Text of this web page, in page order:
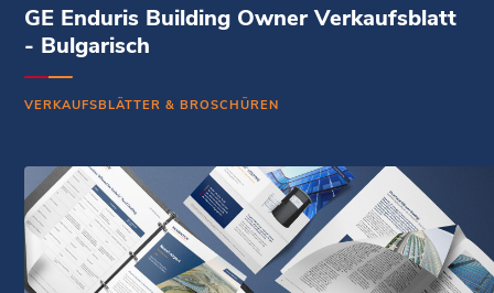
GE Enduris Building Owner Verkaufsblatt
- Bulgarisch
VERKAUFSBLÄTTER & BROSCHÜREN